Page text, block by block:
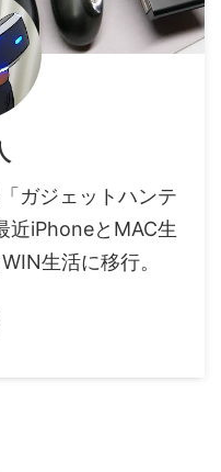
ガジェットハンテ
近iPhoneとMAC生
生活に移行。